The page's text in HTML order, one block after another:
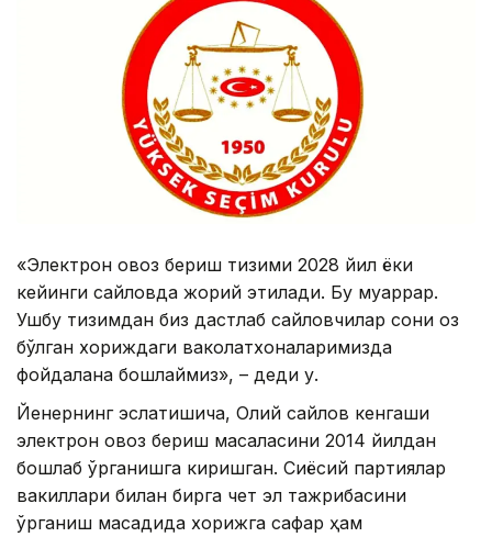
«Электрон овоз бериш тизими 2028 йил ёки
кейинги сайловда жорий этилади. Бу муқаррар.
Ушбу тизимдан биз дастлаб сайловчилар сони оз
бўлган хориждаги ваколатхоналаримизда
фойдалана бошлаймиз», – деди у.
Йенернинг эслатишича, Олий сайлов кенгаши
электрон овоз бериш масаласини 2014 йилдан
бошлаб ўрганишга киришган. Сиёсий партиялар
вакиллари билан бирга чет эл тажрибасини
ўрганиш мақсадида хорижга сафар ҳам